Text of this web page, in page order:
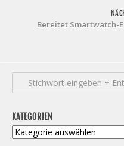
Bereitet Smartwatch-
KATEGORIEN
Kategorien